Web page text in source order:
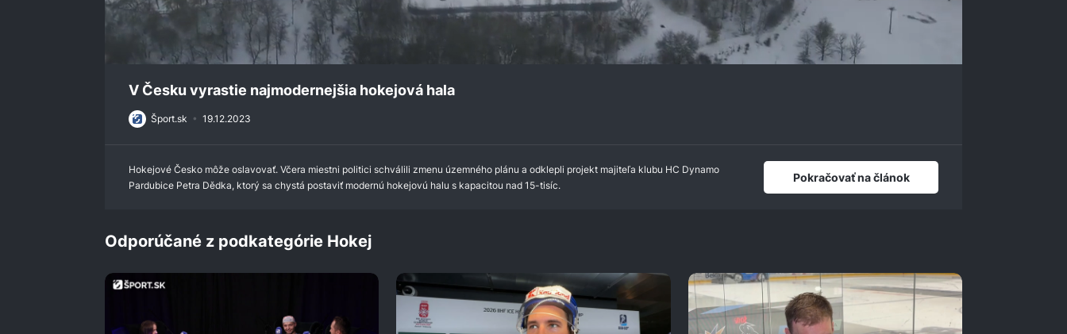
seconds
minutes,
V Česku vyrastie najmodernejšia hokejová hala
Šport.sk • 19.12.2023
Hokejové Česko môže oslavovať. Včera miestni politici schválili zmenu územného plánu a odklepli projekt majiteľa klubu HC Dynamo
Pardubice Petra Dědka, ktorý sa chystá postaviť modernú hokejovú halu s kapacitou nad 15-tisíc.
Pokračovať na článok
Odporúčané z podkategórie Hokej